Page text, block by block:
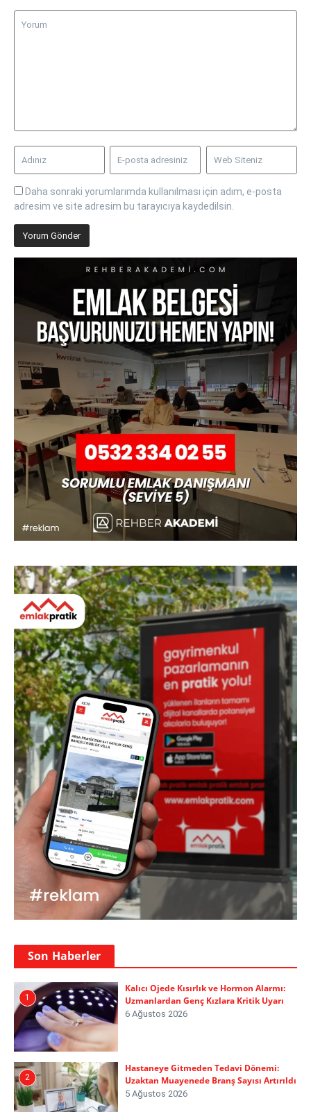
Daha sonraki yorumlarımda kullanılması için adım, e-posta
adresim ve site adresim bu tarayıcıya kaydedilsin.
Son Haberler
1
Kalıcı Ojede Kısırlık ve Hormon Alarmı:
Uzmanlardan Genç Kızlara Kritik Uyarı
6 Ağustos 2026
2
Hastaneye Gitmeden Tedavi Dönemi:
Uzaktan Muayenede Branş Sayısı Artırıldı
5 Ağustos 2026